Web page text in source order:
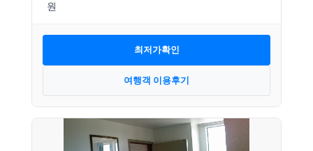
최저가확인
여행객 이용후기